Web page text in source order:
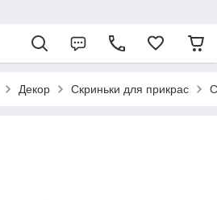
Декор Скриньки для прикрас